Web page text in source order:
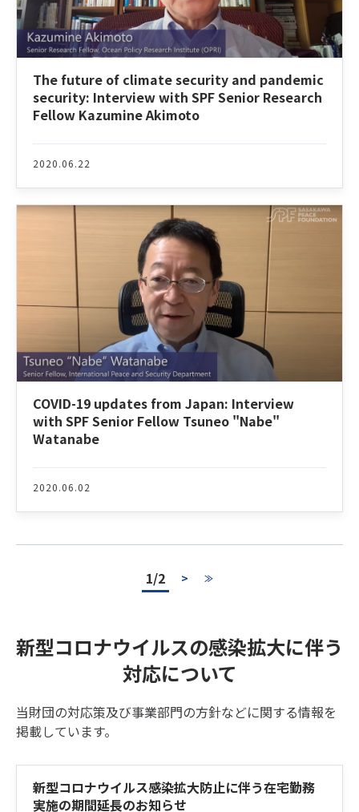
The future of climate security and pandemic
security: Interview with SPF Senior Research
Fellow Kazumine Akimoto
2020.06.22
COVID-19 updates from Japan: Interview
with SPF Senior Fellow Tsuneo "Nabe"
Watanabe
2020.06.02
1/2 > ≫
新型コロナウイルスの感染拡大に伴う
対応について
当財団の対応策及び事業部門の方針などに関する情報を
掲載しています。
Latest News
新型コロナウイルス感染拡大防止に伴う在宅勤務
実施の期間延長のお知らせ